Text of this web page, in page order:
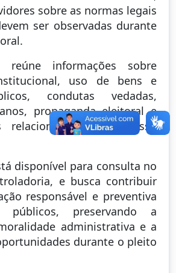
sobre as normas legais
ser observadas durante
reúne informações sobre
uso de bens e
condutas vedadas,
propaganda eleitoral e
relacionados ao processo
disponível para consulta no
e busca contribuir
responsável e preventiva
públicos, preservando a
administrativa e a
durante o pleito